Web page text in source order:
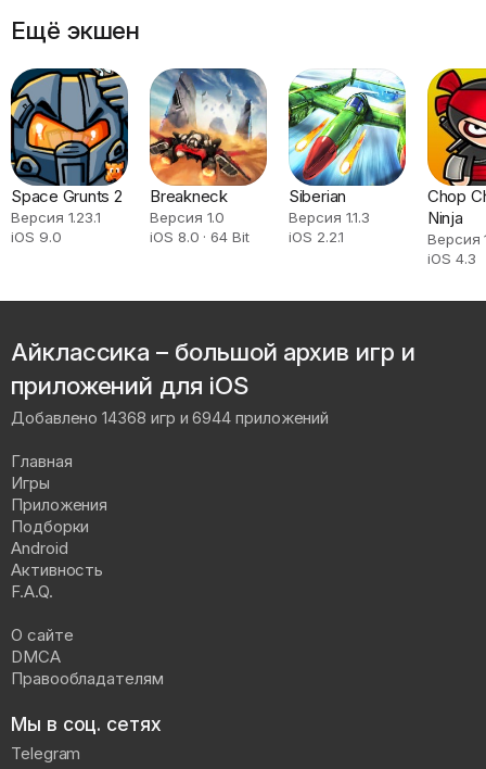
Ещё экшен
Space Grunts 2
Версия 1.23.1
iOS 9.0
Breakneck
Версия 1.0
iOS 8.0 · 64 Bit
Siberian
Версия 1.1.3
iOS 2.2.1
Chop
Ninja
Версия
iOS 4.3
Айклассика – большой архив игр и
приложений для iOS
Добавлено 14368 игр и 6944 приложений
Главная
Игры
Приложения
Подборки
Android
Активность
F.A.Q.
О сайте
DMCA
Правообладателям
Мы в соц. сетях
Telegram